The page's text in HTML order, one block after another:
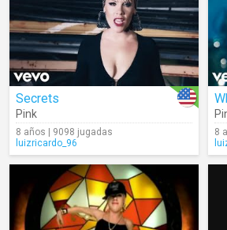
Secrets
Pink
8 años | 9098 jugadas
luizricardo_96
8